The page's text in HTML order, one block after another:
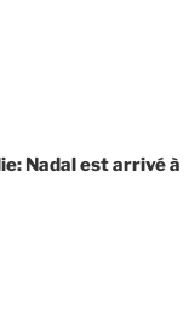
Nadal est arrivé à